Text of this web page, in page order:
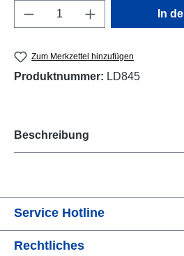
Produkt Anzahl: Gib In
Zum Merkzettel hinzufügen
Produktnummer: LD845
Beschreibung
Service Hotline
Rechtliches